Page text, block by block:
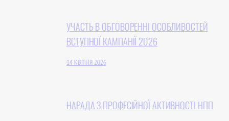
УЧАСТЬ В ОБГОВОРЕННІ ОСОБЛИВОСТЕЙ
ВСТУПНОЇ КАМПАНІЇ 2026
14 КВІТНЯ 2026
НАРАДА З ПРОФЕСІЙНОЇ АКТИВНОСТІ НПП